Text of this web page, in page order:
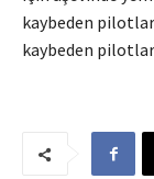
kaybeden pilotlar
kaybeden pilotlar